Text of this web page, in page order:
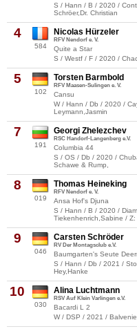
S / Hann / B / 2020 /
Schröer,Dr. Christian
4
584
Nicolas Hürzeler
RFV Nendorf e. V.
Quite a Star
S / Westf / F / 2020 /
5
102
Torsten Barmbold
RFV Maasen-Sulingen e. V.
Cansu
W / Hann / Db / 2020 /
Leymann,Jasmin
7
191
Georgi Zhelezchev
RSC Handorf-Langenberg e.V.
Columbia 44
S / OS / Db / 2020 /
Schawe & Rump,
8
019
Thomas Heineking
RFV Nendorf e. V.
Ansa Hof's Djuna
S / Hann / B / 2020 /
Tiekenhenrich,Sabine /
9
046
Carsten Schröder
RV Der Montagsclub e.V.
Baumgarten's Seute
S / Hann / Db / 2021 /
Hey,Hanke
10
030
Alina Luchtmann
RSV Auf Klein Varlingen e.V.
Bacardi L 2
W / DSP / 2021 /